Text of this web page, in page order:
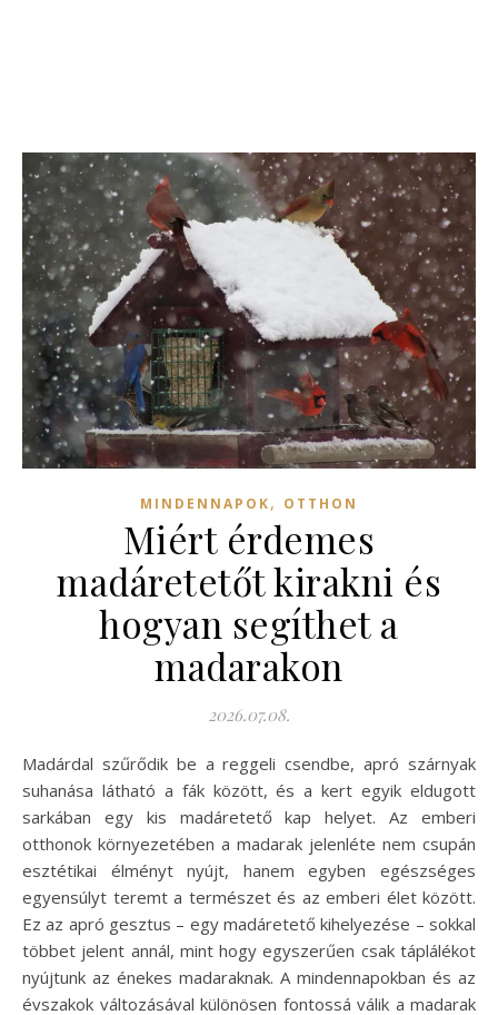
MINDENNAPOK, OTTHON
Miért érdemes
madáretetőt kirakni és
hogyan segíthet a
madarakon
2026.07.08.
Madárdal szűrődik be a reggeli csendbe, apró szárnyak
suhanása látható a fák között, és a kert egyik eldugott
sarkában egy kis madáretető kap helyet. Az emberi
otthonok környezetében a madarak jelenléte nem csupán
esztétikai élményt nyújt, hanem egyben egészséges
egyensúlyt teremt a természet és az emberi élet között.
Ez az apró gesztus – egy madáretető kihelyezése – sokkal
többet jelent annál, mint hogy egyszerűen csak táplálékot
nyújtunk az énekes madaraknak. A mindennapokban és az
évszakok változásával különösen fontossá válik a madarak